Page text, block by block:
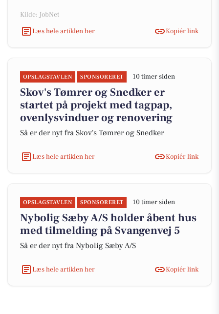
Kilde: JobNet
Læs hele artiklen her
Kopiér link
OPSLAGSTAVLEN SPONSORERET 10 timer siden
Skov's Tømrer og Snedker er
startet på projekt med tagpap,
ovenlysvinduer og renovering
Så er der nyt fra Skov's Tømrer og Snedker
Læs hele artiklen her Kopiér link
OPSLAGSTAVLEN SPONSORERET 10 timer siden
Nybolig Sæby A/S holder åbent hus
med tilmelding på Svangenvej 5
Så er der nyt fra Nybolig Sæby A/S
Læs hele artiklen her Kopiér link